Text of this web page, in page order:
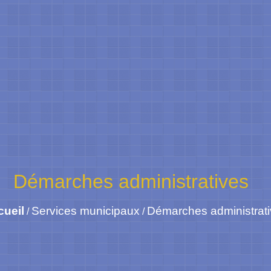
Démarches administratives
/ Services municipaux / Démarches